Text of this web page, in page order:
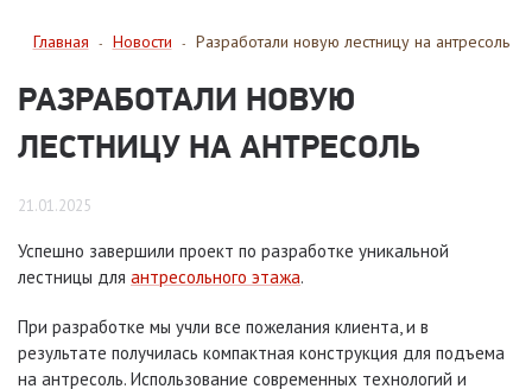
Главная - Новости - Разработали новую лестницу на антресоль
РАЗРАБОТАЛИ НОВУЮ
ЛЕСТНИЦУ НА АНТРЕСОЛЬ
21.01.2025
Успешно завершили проект по разработке уникальной
лестницы для антресольного этажа.
При разработке мы учли все пожелания клиента, и в
результате получилась компактная конструкция для подъема
на антресоль. Использование современных технологий и